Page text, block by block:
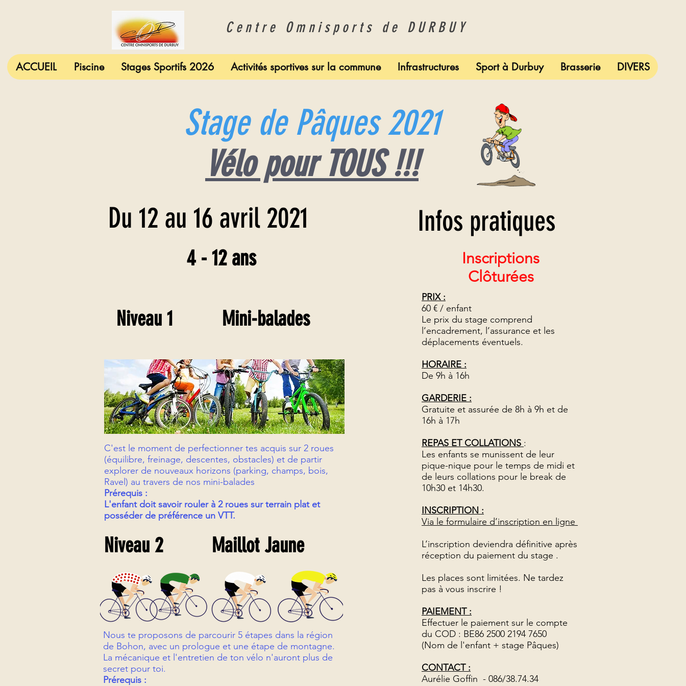
Centre Omnisports de DURBUY
ACCUEIL Piscine Stages Sportifs 2026 Activités sportives sur la commune Infrastructures Sport à Durbuy Brasserie DIVERS
Stage de Pâques 2021
Vélo pour TOUS !!!
Du 12 au 16 avril 2021
4 - 12 ans
Niveau 1 Mini-balades
C'est le moment de perfectionner tes acquis sur 2 roues
(équilibre, freinage, descentes, obstacles) et de partir
explorer de nouveaux horizons (parking, champs, bois,
Ravel) au travers de nos mini-balades
Prérequis :
L'enfant doit savoir rouler à 2 roues sur terrain plat et
posséder de préférence un VTT.
Niveau 2 Maillot Jaune
Nous te proposons de parcourir 5 étapes dans la région
de Bohon, avec un prologue et une étape de montagne.
La mécanique et l'entretien de ton vélo n'auront plus de
secret pour toi.
Prérequis :
Infos pratiques
Inscriptions
Clôturées
PRIX :
60 € / enfant
Le prix du stage comprend
l’encadrement, l’assurance et les
déplacements éventuels.
HORAIRE :
De 9h à 16h
GARDERIE :
Gratuite et assurée de 8h à 9h et de
16h à 17h
REPAS ET COLLATIONS :
Les enfants se munissent de leur
pique-nique pour le temps de midi et
de leurs collations pour le break de
10h30 et 14h30.
INSCRIPTION :
Via le formulaire d’inscription en ligne
L’inscription deviendra définitive après
réception du paiement du stage .
Les places sont limitées. Ne tardez
pas à vous inscrire !
PAIEMENT :
Effectuer le paiement sur le compte
du COD : BE86 2500 2194 7650
(Nom de l'enfant + stage Pâques)
CONTACT :
Aurélie Goffin - 086/38.74.34